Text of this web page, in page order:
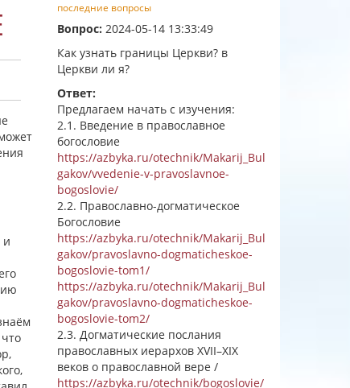
и
последние вопросы
Вопрос: 2024-05-14 13:33:49
Как узнать границы Церкви? в
Церкви ли я?
Ответ:
Предлагаем начать с изучения:
2.1. Введение в православное
богословие
https://azbyka.ru/otechnik/Makarij_Bul
gakov/vvedenie-v-pravoslavnoe-
bogoslovie/
2.2. Православно-догматическое
Богословие
https://azbyka.ru/otechnik/Makarij_Bul
gakov/pravoslavno-dogmaticheskoe-
bogoslovie-tom1/
https://azbyka.ru/otechnik/Makarij_Bul
gakov/pravoslavno-dogmaticheskoe-
bogoslovie-tom2/
2.3. Догматические послания
православных иерархов XVII–XIX
веков о православной вере /
https://azbyka.ru/otechnik/bogoslovie/